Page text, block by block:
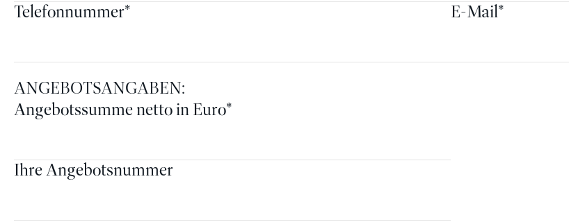
Telefonnummer* E-Mail*
ANGEBOTSANGABEN:
Angebotssumme netto in Euro*
Ihre Angebotsnummer